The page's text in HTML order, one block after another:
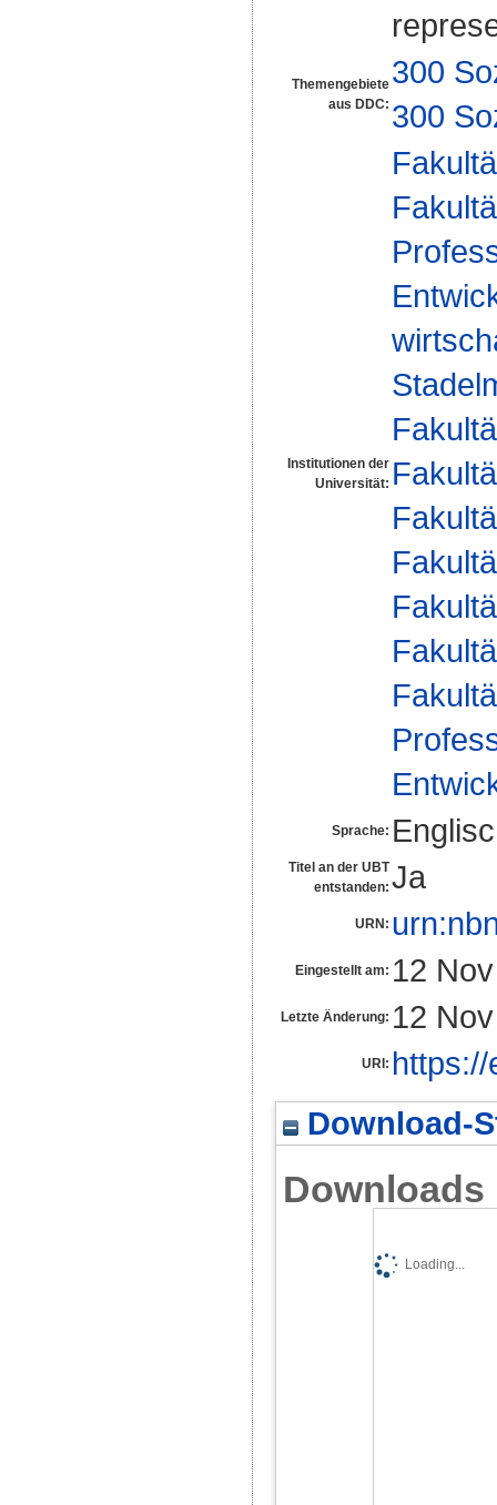
Themengebiete
aus DDC:
300
300
Institutionen der
Universität:
Sprache:
Titel an der UBT
entstanden: Ja
URN:
Eingestellt am: 12
Letzte Änderung: 12
URI:
Download-
Downloads
Loading...